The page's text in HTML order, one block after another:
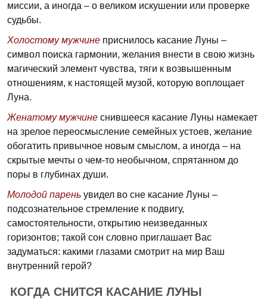
миссии, а иногда – о великом искушении или проверке
судьбы.
Холостому мужчине приснилось касание Луны –
символ поиска гармонии, желания внести в свою жизнь
магический элемент чувства, тяги к возвышенным
отношениям, к настоящей музой, которую воплощает
Луна.
Женатому мужчине снившееся касание Луны намекает
на зрелое переосмысление семейных устоев, желание
обогатить привычное новым смыслом, а иногда – на
скрытые мечты о чем-то необычном, спрятанном до
поры в глубинах души.
Молодой парень увидел во сне касание Луны –
подсознательное стремление к подвигу,
самостоятельности, открытию неизведанных
горизонтов; такой сон словно приглашает Вас
задуматься: какими глазами смотрит на мир Ваш
внутренний герой?
КОГДА СНИТСЯ КАСАНИЕ ЛУНЫ